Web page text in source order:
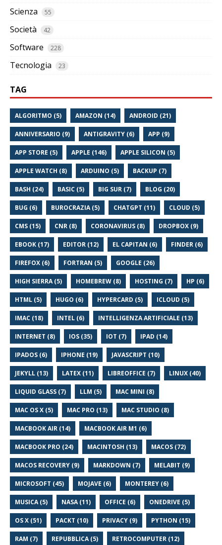
Scienza 55
Società 42
Software 228
Tecnologia 23
TAG
ALGORITMO (5) AMAZON (14) ANDROID (21)
ANNIVERSARIO (9) ANTIGRAVITY (6) APP (9)
APP STORE (5) APPLE (146) APPLE SILICON (5)
APPLE WATCH (8) ARDUINO (5) BACKUP (7)
BASH (24) BASIC (5) BIG SUR (7) BLOG (20)
BUG (6) BUROCRAZIA (5) CHATGPT (11) CLOUD (5)
CMS (15) CNR (8) CORONAVIRUS (8) DROPBOX (9)
EBOOK (17) EDITOR (12) EL CAPITAN (6) FINDER (6)
FIREFOX (6) FORTRAN (5) GOOGLE (26)
HIGH SIERRA (5) HOMEBREW (8) HOSTING (7) HP (6)
HTML (5) HUGO (6) HYPERCARD (5) ICLOUD (5)
IMAC (18) INTEL (6) INTELLIGENZA ARTIFICIALE (13)
INTERNET (8) IOS (35) IOT (7) IPAD (14)
IPADOS (6) IPHONE (19) JAVASCRIPT (10)
JEKYLL (13) LATEX (11) LIBREOFFICE (7) LINUX (40)
LIQUID GLASS (7) LLM (5) MAC MINI (8)
MAC OS X (5) MAC PRO (13) MAC STUDIO (8)
MACBOOK AIR (14) MACBOOK AIR M1 (6)
MACBOOK PRO (24) MACINTOSH (13) MACOS (72)
MACOS RECOVERY (9) MARKDOWN (7) MELABIT (9)
MICROSOFT (45) MOJAVE (6) MONTEREY (6)
MUSICA (5) NASA (11) OFFICE (6) ONEDRIVE (5)
OS X (51) PACKT (10) PRIVACY (9) PYTHON (15)
RAM (7) REPUBBLICA (5) RETROCOMPUTER (12)